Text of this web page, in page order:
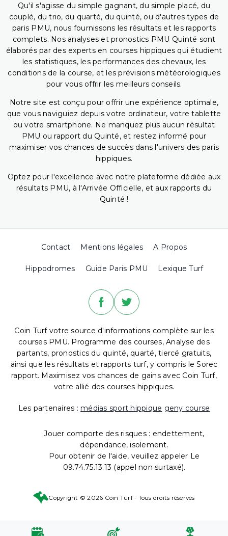
Qu'il s'agisse du simple gagnant, du simple placé, du
couplé, du trio, du quarté, du quinté, ou d'autres types de
paris PMU, nous fournissons les résultats et les rapports
complets. Nos analyses et pronostics PMU Quinté sont
élaborés par des experts en courses hippiques qui étudient
les statistiques, les performances des chevaux, les
conditions de la course, et les prévisions météorologiques
pour vous offrir les meilleurs conseils.
Notre site est conçu pour offrir une expérience optimale,
que vous naviguiez depuis votre ordinateur, votre tablette
ou votre smartphone. Ne manquez plus aucun résultat
PMU ou rapport du Quinté, et restez informé pour
maximiser vos chances de succès dans l'univers des paris
hippiques.
Optez pour l'excellence avec notre plateforme dédiée aux
résultats PMU, à l'Arrivée Officielle, et aux rapports du
Quinté !
Contact Mentions légales A Propos
Hippodromes Guide Paris PMU Lexique Turf
Coin Turf votre source d'informations complète sur les
courses PMU. Programme des courses, Analyse des
partants, pronostics du quinté, quarté, tiercé gratuits,
ainsi que les résultats et rapports turf, y compris le Sorec
rapport. Maximisez vos chances de gains avec Coin Turf,
votre allié des courses hippiques.
Les partenaires : médias sport hippique geny course
Jouer comporte des risques : endettement,
dépendance, isolement.
Pour obtenir de l'aide, veuillez appeler Le
09.74.75.13.13 (appel non surtaxé).
Copyright © 2026 Coin Turf - Tous droits réservés